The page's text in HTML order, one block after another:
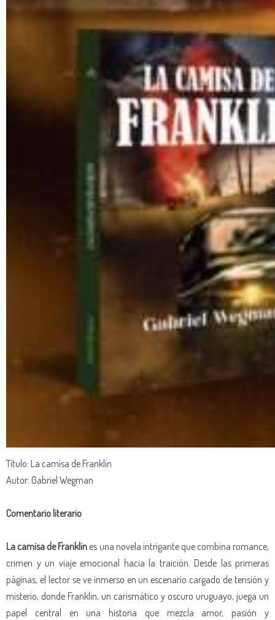
Título: La camisa de Franklin
Autor: Gabriel Wegman
Comentario literario
La camisa de Franklines una novela intrigante que combina romance,
crimen y un viaje emocional hacia la traición. Desde las primeras
páginas, el lector se ve inmerso en un escenario cargado de tensión y
misterio, donde Franklin, un carismático y oscuro uruguayo, juega un
papel central en una historia que mezcla amor, pasión y